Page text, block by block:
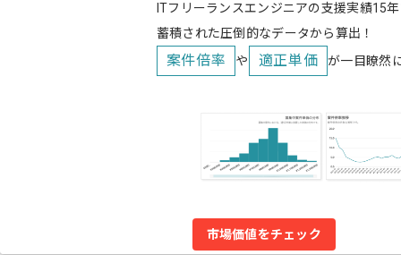
ITフリーランスエンジニアの支援実績15
蓄積された圧倒的なデータから算出！
案件倍率 や 適正単価 が一目瞭然
市場価値をチェック